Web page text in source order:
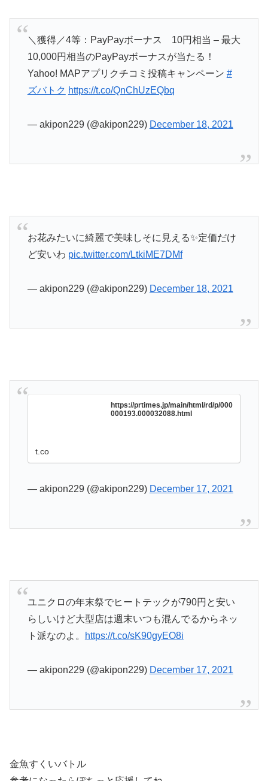
＼獲得／4等：PayPayボーナス 10円相当 – 最大
10,000円相当のPayPayボーナスが当たる！
Yahoo! MAPアプリクチコミ投稿キャンペーン #
ズバトク https://t.co/QnChUzEQbq
— akipon229 (@akipon229) December 18, 2021
お花みたいに綺麗で美味しそに見える✨定価だけ
ど安いわ pic.twitter.com/LtkiME7DMf
— akipon229 (@akipon229) December 18, 2021
https://prtimes.jp/main/html/rd/p/000
000193.000032088.html
t.co
— akipon229 (@akipon229) December 17, 2021
ユニクロの年末祭でヒートテックが790円と安い
らしいけど大型店は週末いつも混んでるからネッ
ト派なのよ。
https://t.co/sK90gyEO8i
— akipon229 (@akipon229) December 17, 2021
金魚すくいバトル